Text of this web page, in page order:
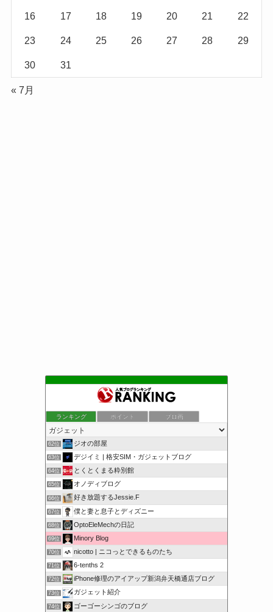
16 17 18 19 20 21 22
23 24 25 26 27 28 29
30 31
« 7月
ランキング ポイント ブロ画
62位 ジオの部屋
63位 デジイミ | 格安SIM・ガジェットブログ
64位 とくとくまる粋別館
65位 オノディブログ
66位 好き放題するJessie.F
67位 僕と妻と息子とディズニー
68位 OptoEleMechの日記
69位 Minory Blog
70位 nicotto | ニコっとできるものたち
71位 6-tenths 2
72位 iPhone修理のアイアップ新潟弁天橋通店ブログ
73位 ガジェット紹介
74位 ゴーゴーシンゴのブログ